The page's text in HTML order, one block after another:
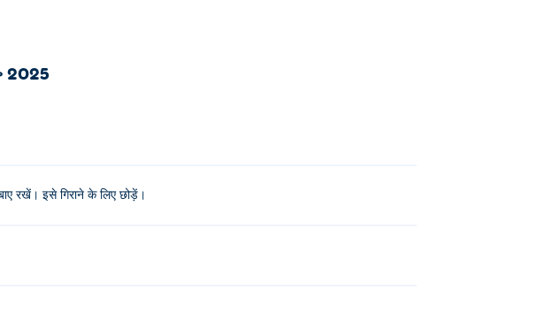
हैं और उन्हें रंगों के अनुसार मिलाते हैं ताकि सब कुछ साफ़-सुथरा और व्यवस्थित रहे!
2025
रखें। इसे गिराने के लिए छोड़ें।